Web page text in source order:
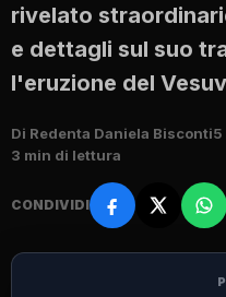
rivelato
e dettagli sul suo
l'eruzione del
Di Redenta Daniela Bisconti5
3 min di lettura
CONDIVIDI